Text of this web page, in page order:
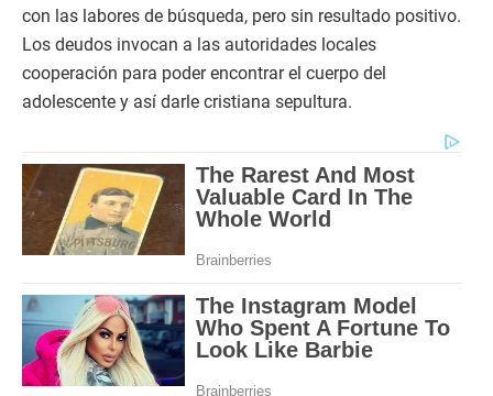
con las labores de búsqueda, pero sin resultado positivo.
Los deudos invocan a las autoridades locales
cooperación para poder encontrar el cuerpo del
adolescente y así darle cristiana sepultura.